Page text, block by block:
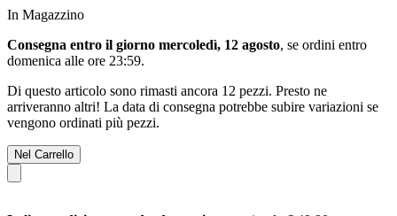
In Magazzino
Consegna entro il giorno mercoledì, 12 agosto, se ordini entro
domenica alle ore 23:59.
Di questo articolo sono rimasti ancora 12 pezzi. Presto ne
arriveranno altri! La data di consegna potrebbe subire variazioni se
vengono ordinati più pezzi.
Nel Carrello